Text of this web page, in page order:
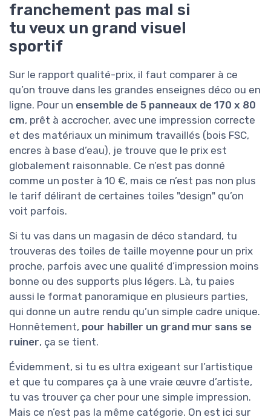
franchement pas mal si
tu veux un grand visuel
sportif
Sur le rapport qualité-prix, il faut comparer à ce
qu’on trouve dans les grandes enseignes déco ou en
ligne. Pour un ensemble de 5 panneaux de 170 x 80
cm, prêt à accrocher, avec une impression correcte
et des matériaux un minimum travaillés (bois FSC,
encres à base d’eau), je trouve que le prix est
globalement raisonnable. Ce n’est pas donné
comme un poster à 10 €, mais ce n’est pas non plus
le tarif délirant de certaines toiles "design" qu’on
voit parfois.
Si tu vas dans un magasin de déco standard, tu
trouveras des toiles de taille moyenne pour un prix
proche, parfois avec une qualité d’impression moins
bonne ou des supports plus légers. Là, tu paies
aussi le format panoramique en plusieurs parties,
qui donne un autre rendu qu’un simple cadre unique.
Honnêtement, pour habiller un grand mur sans se
ruiner, ça se tient.
Évidemment, si tu es ultra exigeant sur l’artistique
et que tu compares ça à une vraie œuvre d’artiste,
tu vas trouver ça cher pour une simple impression.
Mais ce n’est pas la même catégorie. On est ici sur